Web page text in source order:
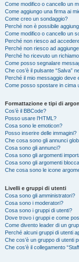
Come modifico o cancello un
Come aggiungo una firma ai
Come creo un sondaggio?
Perché non è possibile
Come modifico o cancello un
Perché non riesco ad
Perché non riesco ad
Perché ho ricevuto un
Come posso segnalare
Che cos’è il pulsante “Salva”
Perché il mio messaggio deve
Come posso spostare in cima
Formattazione e tipi di
Cos’è il BBCode?
Posso usare l’HTML?
Cosa sono le emoticon?
Posso inserire delle immagini?
Che cosa sono gli annunci
Cosa sono gli annunci?
Cosa sono gli argomenti
Cosa sono gli argomenti
Che cosa sono le icone
Livelli e gruppi di utenti
Cosa sono gli amministratori?
Cosa sono i moderatori?
Cosa sono i gruppi di utenti?
Dove trovo i gruppi e come
Come divento leader di un
Perché alcuni gruppi di utenti
Che cos’è un gruppo di utenti
Che cos’è il collegamento